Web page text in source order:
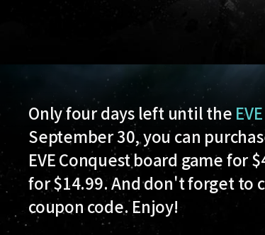
Only four days left until the
September 30, you can
EVE Conquest board game for
for $14.99. And don't forget to
coupon code. Enjoy!